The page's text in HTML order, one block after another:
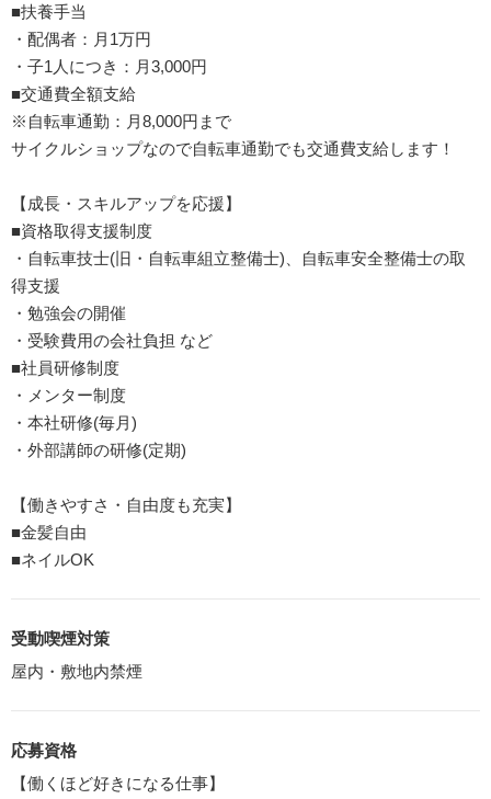
■扶養手当
・配偶者：月1万円
・子1人につき：月3,000円
■交通費全額支給
※自転車通勤：月8,000円まで
サイクルショップなので自転車通勤でも交通費支給します！
【成長・スキルアップを応援】
■資格取得支援制度
・自転車技士(旧・自転車組立整備士)、自転車安全整備士の取
得支援
・勉強会の開催
・受験費用の会社負担 など
■社員研修制度
・メンター制度
・本社研修(毎月)
・外部講師の研修(定期)
【働きやすさ・自由度も充実】
■金髪自由
■ネイルOK
受動喫煙対策
屋内・敷地内禁煙
応募資格
【働くほど好きになる仕事】